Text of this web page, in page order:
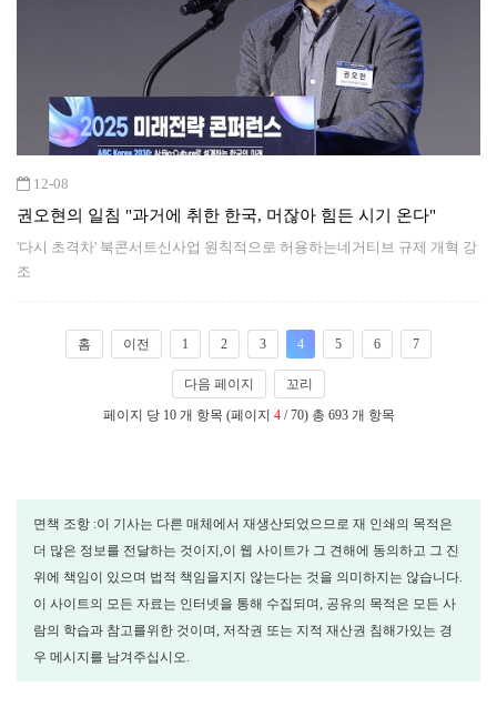
12-08
권오현의 일침 "과거에 취한 한국, 머잖아 힘든 시기 온다"
'다시 초격차' 북콘서트신사업 원칙적으로 허용하는네거티브 규제 개혁 강
조
홈 이전 1 2 3 4 5 6 7
다음 페이지
꼬리
페이지 당 10 개 항목 (페이지 4/ 70) 총 693 개 항목
면책 조항 :이 기사는 다른 매체에서 재생산되었으므로 재 인쇄의 목적은
더 많은 정보를 전달하는 것이지,이 웹 사이트가 그 견해에 동의하고 그 진
위에 책임이 있으며 법적 책임을지지 않는다는 것을 의미하지는 않습니다.
이 사이트의 모든 자료는 인터넷을 통해 수집되며, 공유의 목적은 모든 사
람의 학습과 참고를위한 것이며, 저작권 또는 지적 재산권 침해가있는 경
우 메시지를 남겨주십시오.